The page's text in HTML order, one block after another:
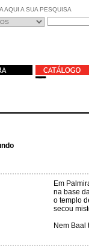
AQUI A SUA PESQUISA
Em
na base
o templo
secou
Nem Baal